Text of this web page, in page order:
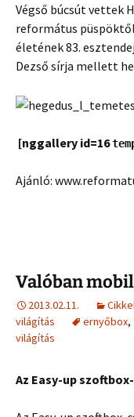
Végső búcsút vettek
református
életének 83.
Dezső sírja mellett
[nggallery id=16
Ajánló:
Valóban
2013.02.11.
világítás
ernyőbox,
világítás
Az Easy-up